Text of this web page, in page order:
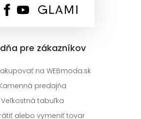
pre zákazníkov
na WEBmoda.sk
predajňa
Veľkostná tabuľka
alebo vymeniť tovar